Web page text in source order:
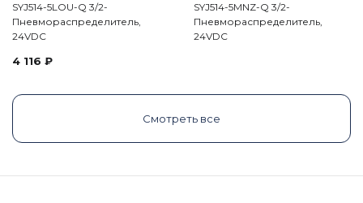
SYJ514-5LOU-Q 3/2-
Пневмораспределитель,
24VDC
4 116 ₽
SYJ514-5MNZ-Q 3/2-
Пневмораспределитель,
24VDC
Смотреть все